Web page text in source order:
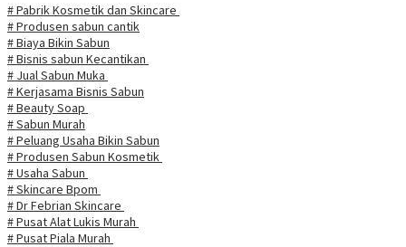
# Pabrik Kosmetik dan Skincare
# Produsen sabun cantik
# Biaya Bikin Sabun
# Bisnis sabun Kecantikan
# Jual Sabun Muka
# Kerjasama Bisnis Sabun
# Beauty Soap
# Sabun Murah
# Peluang Usaha Bikin Sabun
# Produsen Sabun Kosmetik
# Usaha Sabun
# Skincare Bpom
# Dr Febrian Skincare
# Pusat Alat Lukis Murah
# Pusat Piala Murah